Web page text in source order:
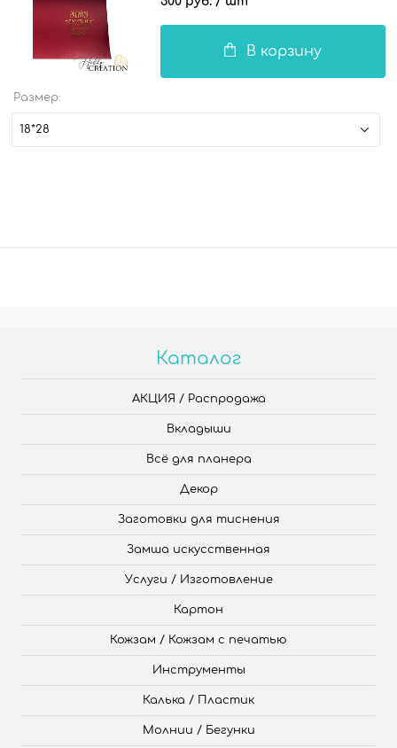
В корзину
Размер:
18*28
Каталог
АКЦИЯ / Распродажа
Вкладыши
Всё для планера
Декор
Заготовки для тиснения
Замша искусственная
Услуги / Изготовление
Картон
Кожзам / Кожзам с печатью
Инструменты
Калька / Пластик
Молнии / Бегунки